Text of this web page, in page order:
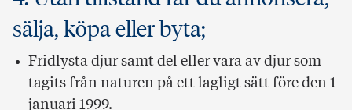
sälja, köpa eller byta;
Fridlysta djur samt del eller vara av djur som
tagits från naturen på ett lagligt sätt före den 1
januari 1999.